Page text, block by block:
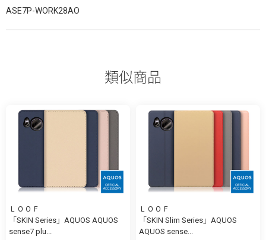
ASE7P-WORK28AO
類似商品
ＬＯＯＦ
「SKIN Series」AQUOS AQUOS
sense7 plu...
ＬＯＯＦ
「SKIN Slim Series」AQUOS
AQUOS sense...